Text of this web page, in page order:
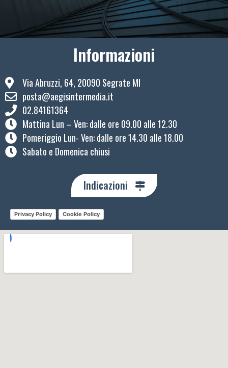
Informazioni
Via Abruzzi, 64, 20090 Segrate MI
posta@aegisintermedia.it
02.84161364
Mattina Lun – Ven: ​dalle ore 09.00 alle 12.30
Pomeriggio Lun- Ven: dalle ore 14.30 alle 18.00
Sabato e Domenica chiusi
Indicazioni
Privacy Policy Cookie Policy